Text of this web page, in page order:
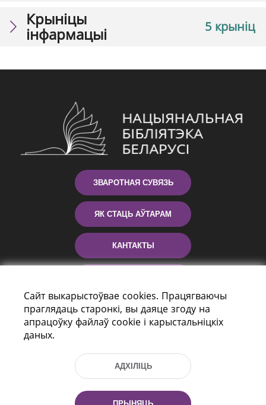
5 крыніц
Крыніцы
інфармацыі
ЗВАРОТНАЯ СУВЯЗЬ
ЯК СТАЦЬ АЎТАРАМ
КАНТАКТЫ
праспект Незалежнасці 116
Сайт выкарыстоўвае cookies. Працягваючы
праглядаць старонкі, вы даяце згоду на
апрацоўку файлаў cookie і карыстальніцкіх
даных.
АДХІЛІЦЬ